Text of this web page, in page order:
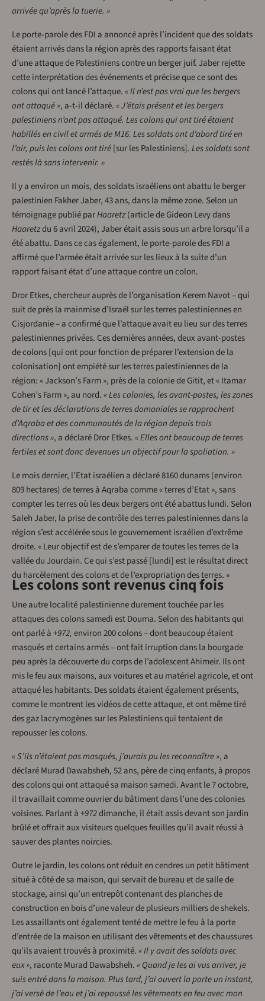
arrivée qu’après la tuerie. »
Le porte-parole des FDI a annoncé après l’incident que des soldats
étaient arrivés dans la région après des rapports faisant état
d’une attaque de Palestiniens contre un berger juif. Jaber rejette
cette interprétation des événements et précise que ce sont des
colons qui ont lancé l’attaque.« Il n’est pas vrai que les bergers
ont attaqué », a-t-il déclaré.« J’étais présent et les bergers
palestiniens n’ont pas attaqué. Les colons qui ont tiré étaient
habillés en civil et armés de M16. Les soldats ont d’abord tiré en
l’air, puis les colons ont tiré[sur les Palestiniens]. Les soldats sont
restés là sans intervenir. »
Il y a environ un mois, des soldats israéliens ont abattu le berger
palestinien Fakher Jaber, 43 ans, dans la même zone. Selon un
témoignage publié parHaaretz(article de Gideon Levy dans
Haaretzdu 6 avril 2024), Jaber était assis sous un arbre lorsqu’il a
été abattu. Dans ce cas également, le porte-parole des FDI a
affirmé que l’armée était arrivée sur les lieux à la suite d’un
rapport faisant état d’une attaque contre un colon.
Dror Etkes, chercheur auprès de l’organisation Kerem Navot – qui
suit de près la mainmise d’Israël sur les terres palestiniennes en
Cisjordanie – a confirmé que l’attaque avait eu lieu sur des terres
palestiniennes privées. Ces dernières années, deux avant-postes
de colons [qui ont pour fonction de préparer l’extension de la
colonisation] ont empiété sur les terres palestiniennes de la
région: « Jackson’s Farm », près de la colonie de Gitit, et « Itamar
Cohen’s Farm », au nord.« Les colonies, les avant-postes, les zones
de tir et les déclarations de terres domaniales se rapprochent
d’Aqraba et des communautés de la région depuis trois
directions », a déclaré Dror Etkes.« Elles ont beaucoup de terres
fertiles et sont donc devenues un objectif pour la spoliation. »
Le mois dernier, l’Etat israélien a déclaré 8160 dunams (environ
809 hectares) de terres à Aqraba comme « terres d’Etat », sans
compter les terres où les deux bergers ont été abattus lundi. Selon
Saleh Jaber, la prise de contrôle des terres palestiniennes dans la
région s’est accélérée sous le gouvernement israélien d’extrême
droite. « Leur objectif est de s’emparer de toutes les terres de la
vallée du Jourdain. Ce qui s’est passé [lundi] est le résultat direct
du harcèlement des colons et de l’expropriation des terres. »
Les colons sont revenus cinq fois
Une autre localité palestinienne durement touchée par les
attaques des colons samedi est Douma. Selon des habitants qui
ont parlé à +972, environ 200 colons – dont beaucoup étaient
masqués et certains armés – ont fait irruption dans la bourgade
peu après la découverte du corps de l’adolescent Ahimeir. Ils ont
mis le feu aux maisons, aux voitures et au matériel agricole, et ont
attaqué les habitants. Des soldats étaient également présents,
comme le montrent les vidéos de cette attaque, et ont même tiré
des gaz lacrymogènes sur les Palestiniens qui tentaient de
repousser les colons.
« S’ils n’étaient pas masqués, j’aurais pu les reconnaître », a
déclaré Murad Dawabsheh, 52 ans, père de cinq enfants, à propos
des colons qui ont attaqué sa maison samedi. Avant le 7 octobre,
il travaillait comme ouvrier du bâtiment dans l’une des colonies
voisines. Parlant à +972dimanche, il était assis devant son jardin
brûlé et offrait aux visiteurs quelques feuilles qu’il avait réussi à
sauver des plantes noircies.
Outre le jardin, les colons ont réduit en cendres un petit bâtiment
situé à côté de sa maison, qui servait de bureau et de salle de
stockage, ainsi qu’un entrepôt contenant des planches de
construction en bois d’une valeur de plusieurs milliers de shekels.
Les assaillants ont également tenté de mettre le feu à la porte
d’entrée de la maison en utilisant des vêtements et des chaussures
qu’ils avaient trouvés à proximité.« Il y avait des soldats avec
eux », raconte Murad Dawabsheh.« Quand je les ai vus arriver, je
suis entré dans la maison. Plus tard, j’ai ouvert la porte un instant,
j’ai versé de l’eau et j’ai repoussé les vêtements en feu avec mon